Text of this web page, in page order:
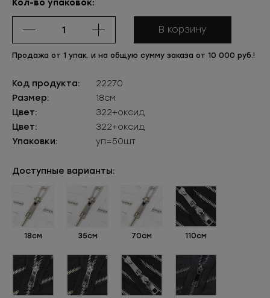
Кол-во упаковок:
В корзину
Продажа от 1 упак. и на общую сумму заказа от 10 000 руб.!
Код продукта:
22270
Размер:
18см
Цвет:
322+оксид
Цвет:
322+оксид
Упаковки:
уп=50шт
Доступные варианты:
18см 35см 70см 110см